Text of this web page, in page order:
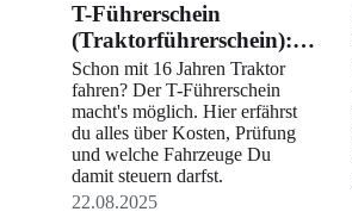
T-Führerschein
(Traktorführerschein):
Das musst du über die
Klasse wissen
Schon mit 16 Jahren Traktor
fahren? Der T-Führerschein
macht's möglich. Hier erfährst
du alles über Kosten, Prüfung
und welche Fahrzeuge Du
damit steuern darfst.
22.08.2025